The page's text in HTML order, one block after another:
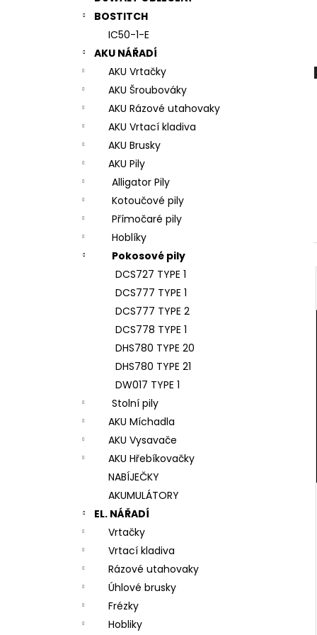
BOSTITCH
IC50-1-E
AKU NÁŘADÍ
AKU Vrtačky
AKU Šroubováky
AKU Rázové utahovaky
AKU Vrtací kladiva
AKU Brusky
AKU Pily
Alligator Pily
Kotoučové pily
Přímočaré pily
Hoblíky
Pokosové pily
DCS727 TYPE 1
DCS777 TYPE 1
DCS777 TYPE 2
DCS778 TYPE 1
DHS780 TYPE 20
DHS780 TYPE 21
DW017 TYPE 1
Stolní pily
AKU Míchadla
AKU Vysavače
AKU Hřebíkovačky
NABÍJEČKY
AKUMULÁTORY
EL. NÁŘADÍ
Vrtačky
Vrtací kladiva
Rázové utahovaky
Úhlové brusky
Frézky
Hobliky
7# N196034 RYCHLOUPÍNACÍ SKLÍČIDLO
944 Kč